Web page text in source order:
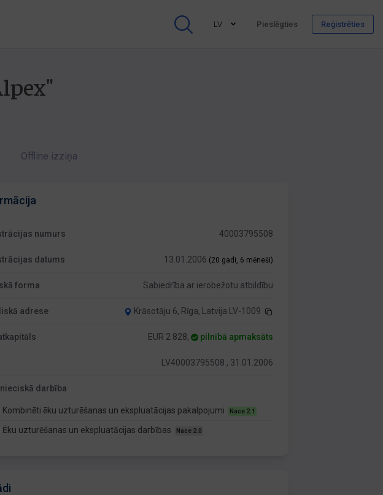
LV Pieslēgties Reģistrēties
Offline izziņa
numurs 40003795508
datums 13.01.2006 (20 gadi, 6 mēneši)
forma Sabiedrība ar ierobežotu atbildību
adrese Krāsotāju 6, Rīga, Latvija LV-1009
EUR 2 828, pilnībā apmaksāts
LV40003795508 , 31.01.2006
darbība
Kombinēti ēku uzturēšanas un ekspluatācijas pakalpojumi Nace 2.1
Ēku uzturēšanas un ekspluatācijas darbības Nace 2.0